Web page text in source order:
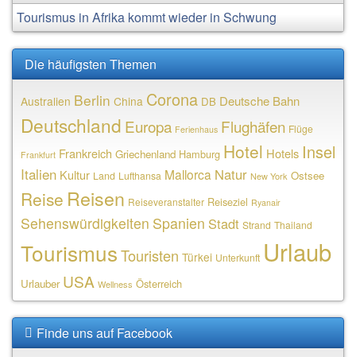
Tourismus in Afrika kommt wieder in Schwung
Die häufigsten Themen
Australien Berlin China Corona DB Deutsche Bahn
Deutschland Europa Ferienhaus Flughäfen Flüge
Frankfurt Frankreich Griechenland Hamburg Hotel Hotels Insel
Italien Kultur Land Lufthansa Mallorca Natur New York Ostsee
Reise Reisen Reiseveranstalter Reiseziel Ryanair
Sehenswürdigkeiten Spanien Stadt Strand Thailand
TourismusTouristen Türkei Unterkunft Urlaub
Urlauber USA Wellness Österreich
Finde uns auf Facebook